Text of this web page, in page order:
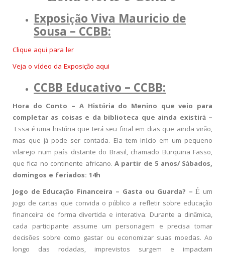
Exposição Viva Mauricio de
Sousa – CCBB:
Clique aqui para ler
Veja o vídeo da Exposição aqui
CCBB Educativo – CCBB:
Hora do Conto – A História do Menino que veio para
completar as coisas e da biblioteca que ainda existirá –
Essa é uma história que terá seu final em dias que ainda virão,
mas que já pode ser contada. Ela tem início em um pequeno
vilarejo num país distante do Brasil, chamado Burquina Fasso,
que fica no continente africano. A partir de 5 anos/ Sábados,
domingos e feriados: 14h
Jogo de Educação Financeira – Gasta ou Guarda? –É um
jogo de cartas que convida o público a refletir sobre educação
financeira de forma divertida e interativa. Durante a dinâmica,
cada participante assume um personagem e precisa tomar
decisões sobre como gastar ou economizar suas moedas. Ao
longo das rodadas, imprevistos surgem e impactam